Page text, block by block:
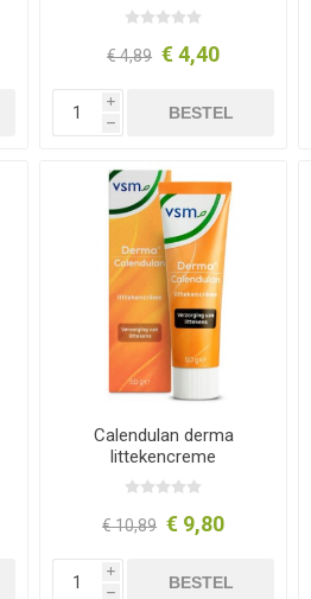
€ 4,89 € 4,40
i
h
BESTEL
Calendulan derma
littekencreme
€ 10,89 € 9,80
i
h
BESTEL